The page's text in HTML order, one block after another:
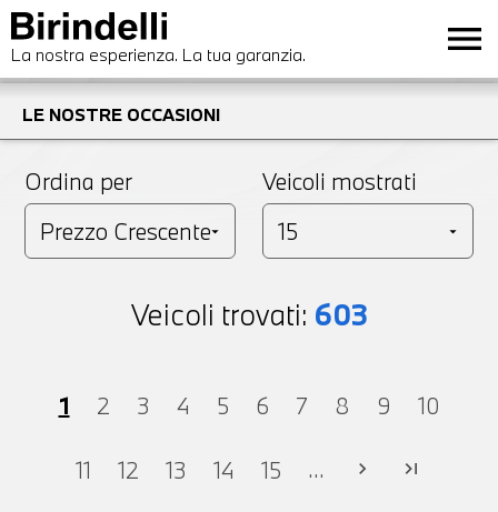
La nostra esperienza. La tua garanzia. menu
LE NOSTRE OCCASIONI
Ordina per Veicoli mostrati
Veicoli trovati: 603
1 2 3 4 5 6 7 8 9 10
11 12 13 14 15 ... chevron_right last_page